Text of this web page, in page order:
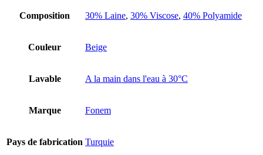
Composition 30% Laine, 30% Viscose, 40% Polyamide
Couleur Beige
Lavable A la main dans l'eau à 30°C
Marque Fonem
Pays de fabrication Turquie